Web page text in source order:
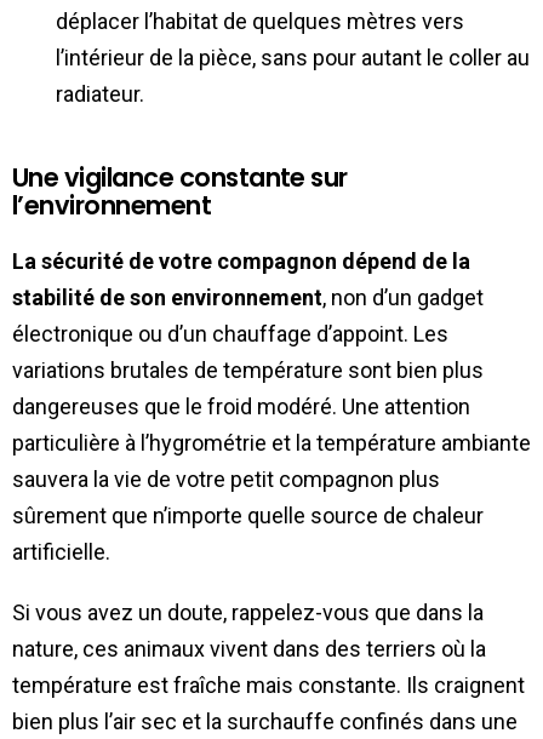
déplacer l’habitat de quelques mètres vers
l’intérieur de la pièce, sans pour autant le coller au
radiateur.
Une vigilance constante sur
l’environnement
La sécurité de votre compagnon dépend de la
stabilité de son environnement, non d’un gadget
électronique ou d’un chauffage d’appoint. Les
variations brutales de température sont bien plus
dangereuses que le froid modéré. Une attention
particulière à l’hygrométrie et la température ambiante
sauvera la vie de votre petit compagnon plus
sûrement que n’importe quelle source de chaleur
artificielle.
Si vous avez un doute, rappelez-vous que dans la
nature, ces animaux vivent dans des terriers où la
température est fraîche mais constante. Ils craignent
bien plus l’air sec et la surchauffe confinés dans une